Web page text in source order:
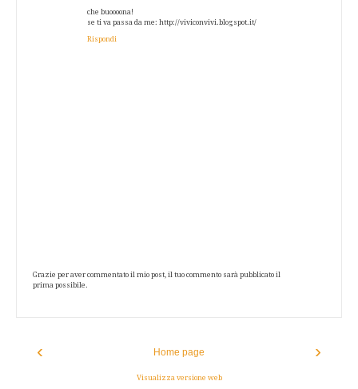
che buoooona!
se ti va passa da me: http://viviconvivi.blogspot.it/
Rispondi
Grazie per aver commentato il mio post, il tuo commento sarà pubblicato il
prima possibile.
‹ ›
Home page
Visualizza versione web